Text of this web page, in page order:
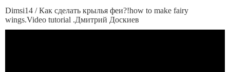
Dimsi14 / Как сделать крылья феи?!how to make fairy
wings.Video tutorial .Дмитрий Доскиев